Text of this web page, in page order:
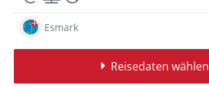
Esmark
Reisedaten wählen